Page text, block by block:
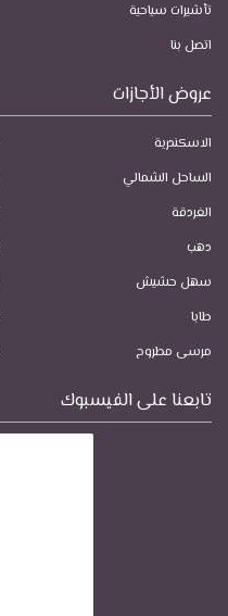
تأشيرات سياحية
اتصل بنا
عروض الأجازات
الاسكندرية
الساحل الشمالي
الغردقة
دهب
سهل حشيش
طابا
مرسى مطروح
تابعنا على الفيسبوك